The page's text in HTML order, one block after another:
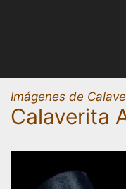
Imágenes de
Calaverita